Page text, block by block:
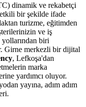
dinamik ve rekabetçi
bir şekilde ifade
turizme, eğitimden
ve iş
biri
Girne merkezli bir dijital
, Lefkoşa'dan
marka
yardımcı oluyor.
yayına, adım adım